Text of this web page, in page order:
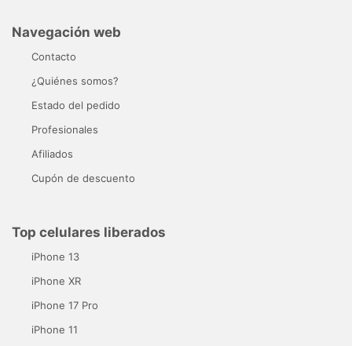
Navegación web
Contacto
¿Quiénes somos?
Estado del pedido
Profesionales
Afiliados
Cupón de descuento
Top celulares liberados
iPhone 13
iPhone XR
iPhone 17 Pro
iPhone 11